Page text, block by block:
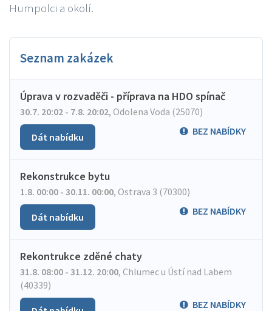
Humpolci a okolí.
Seznam zakázek
Úprava v rozvaděči - příprava na HDO spínač
30.7. 20:02 - 7.8. 20:02, Odolena Voda (25070)
BEZ NABÍDKY
Dát nabídku
Rekonstrukce bytu
1.8. 00:00 - 30.11. 00:00, Ostrava 3 (70300)
BEZ NABÍDKY
Dát nabídku
Rekontrukce zděné chaty
31.8. 08:00 - 31.12. 20:00, Chlumec u Ústí nad Labem
(40339)
BEZ NABÍDKY